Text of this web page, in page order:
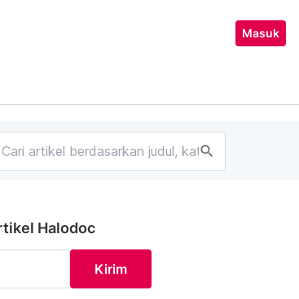
Masuk
search
Halodoc
Kirim